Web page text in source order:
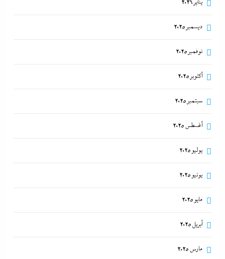
يناير 2026
ديسمبر 2025
نوفمبر 2025
أكتوبر 2025
سبتمبر 2025
أغسطس 2025
يوليو 2025
يونيو 2025
مايو 2025
أبريل 2025
مارس 2025